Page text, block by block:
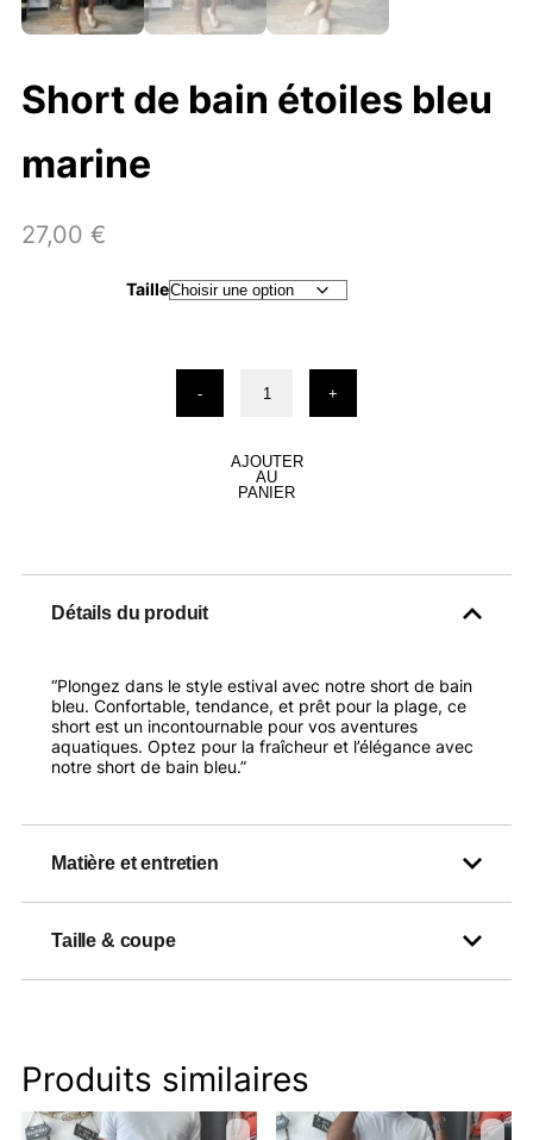
Short de bain étoiles bleu
marine
27,00 €
Taille
-
bain
étoiles
bleu
+
AJOUTER
AU
PANIER
Détails du produit
“Plongez dans le style estival avec notre short de bain
bleu. Confortable, tendance, et prêt pour la plage, ce
short est un incontournable pour vos aventures
aquatiques. Optez pour la fraîcheur et l’élégance avec
notre short de bain bleu.”
Matière et entretien
Taille & coupe
Produits similaires